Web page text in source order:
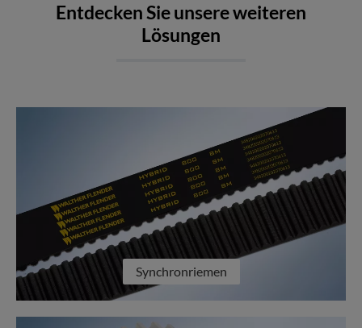
Entdecken Sie unsere weiteren
Lösungen
Synchronriemen